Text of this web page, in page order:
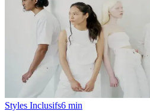
Styles Inclusifs6 min